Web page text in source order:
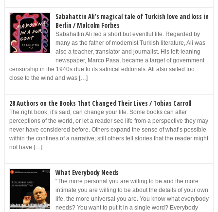
Sabahattin Ali’s magical tale of Turkish love and loss in
Berlin / Malcolm Forbes
Sabahattin Ali led a short but eventful life. Regarded by
many as the father of modernist Turkish literature, Ali was
also a teacher, translator and journalist. His left-leaning
newspaper, Marco Pasa, became a target of government
censorship in the 1940s due to its satirical editorials. Ali also sailed too
close to the wind and was […]
28 Authors on the Books That Changed Their Lives / Tobias Carroll
The right book, it’s said, can change your life. Some books can alter
perceptions of the world, or let a reader see life from a perspective they may
never have considered before. Others expand the sense of what’s possible
within the confines of a narrative; still others tell stories that the reader might
not have […]
What Everybody Needs
“The more personal you are willing to be and the more
intimate you are willing to be about the details of your own
life, the more universal you are. You know what everybody
needs? You want to put it in a single word? Everybody